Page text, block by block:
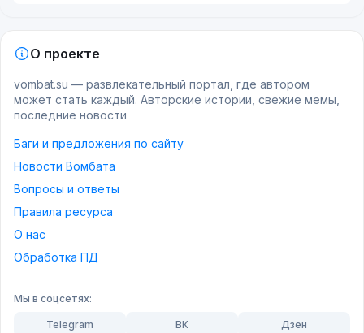
О проекте
vombat.su — развлекательный портал, где автором
может стать каждый. Авторские истории, свежие мемы,
последние новости
Баги и предложения по сайту
Новости Вомбата
Вопросы и ответы
Правила ресурса
О нас
Обработка ПД
Мы в соцсетях:
Telegram ВК Дзен